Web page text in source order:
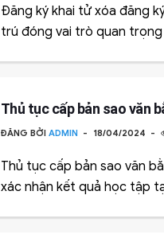
Đăng ký khai tử xóa đăng
trú đóng vai trò quan
Thủ tục cấp bản sao văn
ĐĂNG BỞI ADMIN 18/04/2024
Thủ tục cấp bản sao văn
xác nhận kết quả học tập